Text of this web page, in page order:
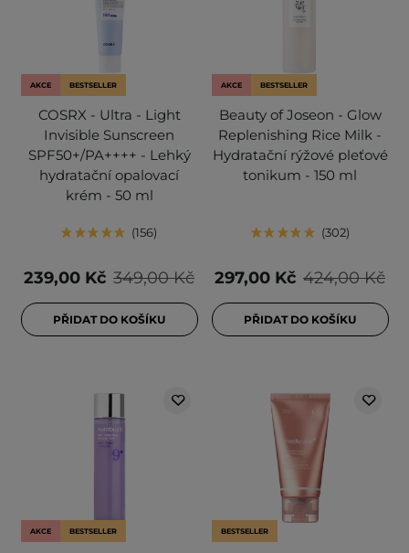
AKCE BESTSELLER
COSRX - Ultra - Light
Invisible Sunscreen
SPF50+/PA++++ - Lehký
hydratační opalovací
krém - 50 ml
156
349,00 Kč
239,00 Kč
PŘIDAT DO KOŠÍKU
AKCE BESTSELLER
Beauty of Joseon - Glow
Replenishing Rice Milk -
Hydratační rýžové pleťové
tonikum - 150 ml
302
424,00 Kč
297,00 Kč
PŘIDAT DO KOŠÍKU
AKCE BESTSELLER BESTSELLER